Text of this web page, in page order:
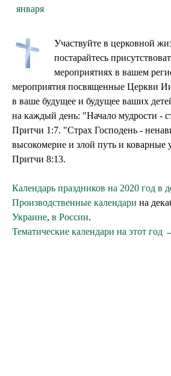
января
Участвуйте в церковной
постарайтесь
мероприятиях в вашем
мероприятия посвященные Церкви
в ваше будущее и будущее ваших
на каждый день: "Начало мудрости -
Притчи 1:7. "Страх Господень -
высокомерие и злой путь и коварные
Притчи 8:13.
Календарь праздников на 2020 год в
Производственные календари на
Украине, в России.
Тематические календари на этот год